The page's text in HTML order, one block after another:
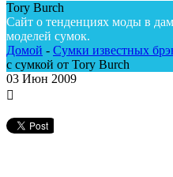
Tory Burch
Сайт о тенденциях моды в
моделей сумок.
Домой - Сумки известных
c сумкой от Tory Burch
03 Июн 2009